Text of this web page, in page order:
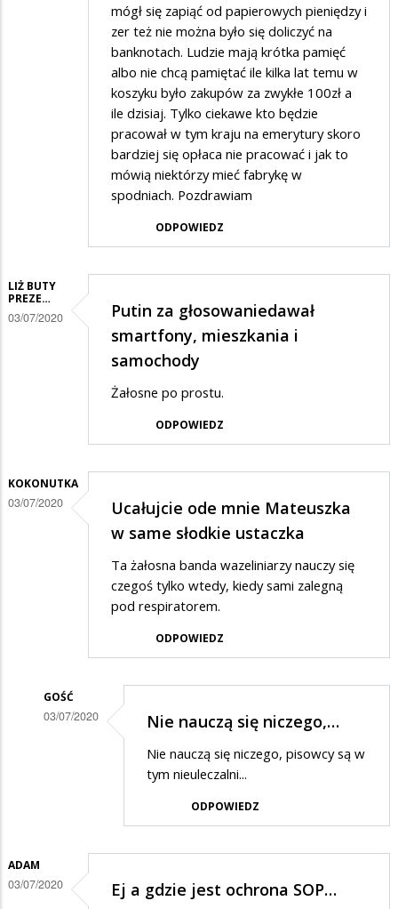
mógł się zapiąć od papierowych pieniędzy i
zer też nie można było się doliczyć na
banknotach. Ludzie mają krótka pamięć
albo nie chcą pamiętać ile kilka lat temu w
koszyku było zakupów za zwykłe 100zł a
ile dzisiaj. Tylko ciekawe kto będzie
pracował w tym kraju na emerytury skoro
bardziej się opłaca nie pracować i jak to
mówią niektórzy mieć fabrykę w
spodniach. Pozdrawiam
ODPOWIEDZ
LIŻ BUTY
PREZE…
03/07/2020
Putin za głosowaniedawał
smartfony, mieszkania i
samochody
Żałosne po prostu.
ODPOWIEDZ
KOKONUTKA
03/07/2020
Ucałujcie ode mnie Mateuszka
w same słodkie ustaczka
Ta żałosna banda wazeliniarzy nauczy się
czegoś tylko wtedy, kiedy sami zalegną
pod respiratorem.
ODPOWIEDZ
GOŚĆ
03/07/2020 Nie nauczą się niczego,…
Nie nauczą się niczego, pisowcy są w
tym nieuleczalni...
ODPOWIEDZ
ADAM
03/07/2020 Ej a gdzie jest ochrona SOP…